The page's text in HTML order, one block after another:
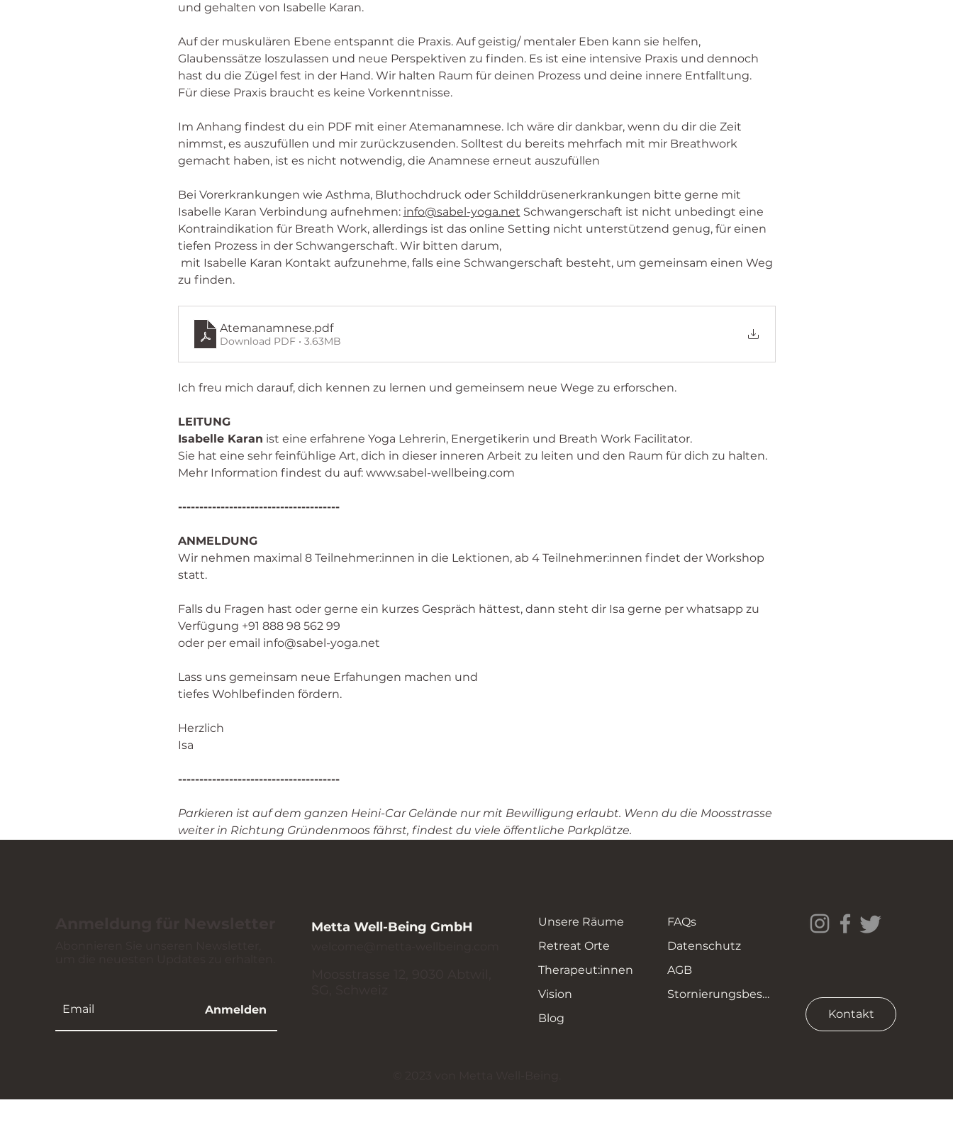
und gehalten von Isabelle Karan.
Auf der muskulären Ebene entspannt die Praxis. Auf geistig/ mentaler Eben kann sie helfen,
Glaubenssätze loszulassen und neue Perspektiven zu finden. Es ist eine intensive Praxis und dennoch
hast du die Zügel fest in der Hand. Wir halten Raum für deinen Prozess und deine innere Entfalltung.
Für diese Praxis braucht es keine Vorkenntnisse.
Im Anhang findest du ein PDF mit einer Atemanamnese. Ich wäre dir dankbar, wenn du dir die Zeit
nimmst, es auszufüllen und mir zurückzusenden. Solltest du bereits mehrfach mit mir Breathwork
gemacht haben, ist es nicht notwendig, die Anamnese erneut auszufüllen
Bei Vorerkrankungen wie Asthma, Bluthochdruck oder Schilddrüsenerkrankungen bitte gerne mit
Isabelle Karan Verbindung aufnehmen: info@sabel-yoga.net Schwangerschaft ist nicht unbedingt eine
Kontraindikation für Breath Work, allerdings ist das online Setting nicht unterstützend genug, für einen
tiefen Prozess in der Schwangerschaft. Wir bitten darum,
zu finden.
Atemanamnese.pdf
Download PDF • 3.63MB
Ich freu mich darauf, dich kennen zu lernen und gemeinsem neue Wege zu erforschen.
LEITUNG
Isabelle Karan ist eine erfahrene Yoga Lehrerin, Energetikerin und Breath Work Facilitator.
Sie hat eine sehr feinfühlige Art, dich in dieser inneren Arbeit zu leiten und den Raum für dich zu halten.
Mehr Information findest du auf: www.sabel-wellbeing.com
--------------------------------------
ANMELDUNG
Wir nehmen maximal 8 Teilnehmer:innen in die Lektionen, ab 4 Teilnehmer:innen findet der Workshop
statt.
Falls du Fragen hast oder gerne ein kurzes Gespräch hättest, dann steht dir Isa gerne per whatsapp zu
Verfügung +91 888 98 562 99
oder per email info@sabel-yoga.net
Lass uns gemeinsam neue Erfahungen machen und
tiefes Wohlbefinden fördern.
Herzlich
Isa
--------------------------------------
Parkieren ist auf dem ganzen Heini-Car Gelände nur mit Bewilligung erlaubt. Wenn du die Moosstrasse
weiter in Richtung Gründenmoos fährst, findest du viele öffentliche Parkplätze.
Anmelden
Metta Well-Being GmbH
Unsere Räume
Retreat Orte
Therapeut:innen
Vision
Blog
FAQs
Datenschutz
AGB
Stornierungsbestimmungen
Kontakt